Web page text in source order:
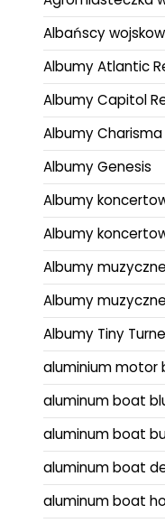
Albańscy
Albumy Atlantic
Albumy Capitol
Albumy Charisma
Albumy Genesis
Albumy
Albumy
Albumy
Albumy
Albumy Tiny
aluminium motor
aluminum boat
aluminum boat
aluminum boat
aluminum boat